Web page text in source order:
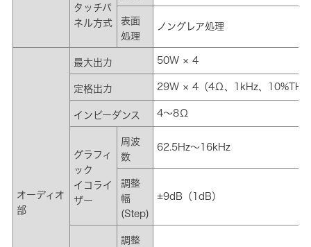
タッチパ
ネル方式
表面
処理
ノングレア処理
オーディオ
部
最大出力 50W × 4
定格出力 29W × 4（4Ω、1kHz、10%THD
インピーダンス 4～8Ω
グラフィ
ック
イコライ
ザー
周波
数
62.5Hz～16kHz
調整
幅
(Step)
±9dB（1dB）
調整